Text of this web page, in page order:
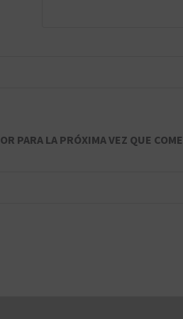
PARA LA PRÓXIMA VEZ QUE